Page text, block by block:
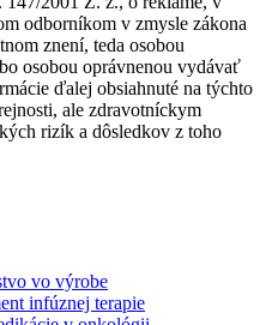
dialyzačnú starostlivosť
na Slovensku. Viac
odborníkom v zmysle zákona
znení, teda osobou
osobou oprávnenou vydávať
ďalej obsiahnuté na týchto
ale zdravotníckym
rizík a dôsledkov z toho
vo výrobe
infúznej terapie